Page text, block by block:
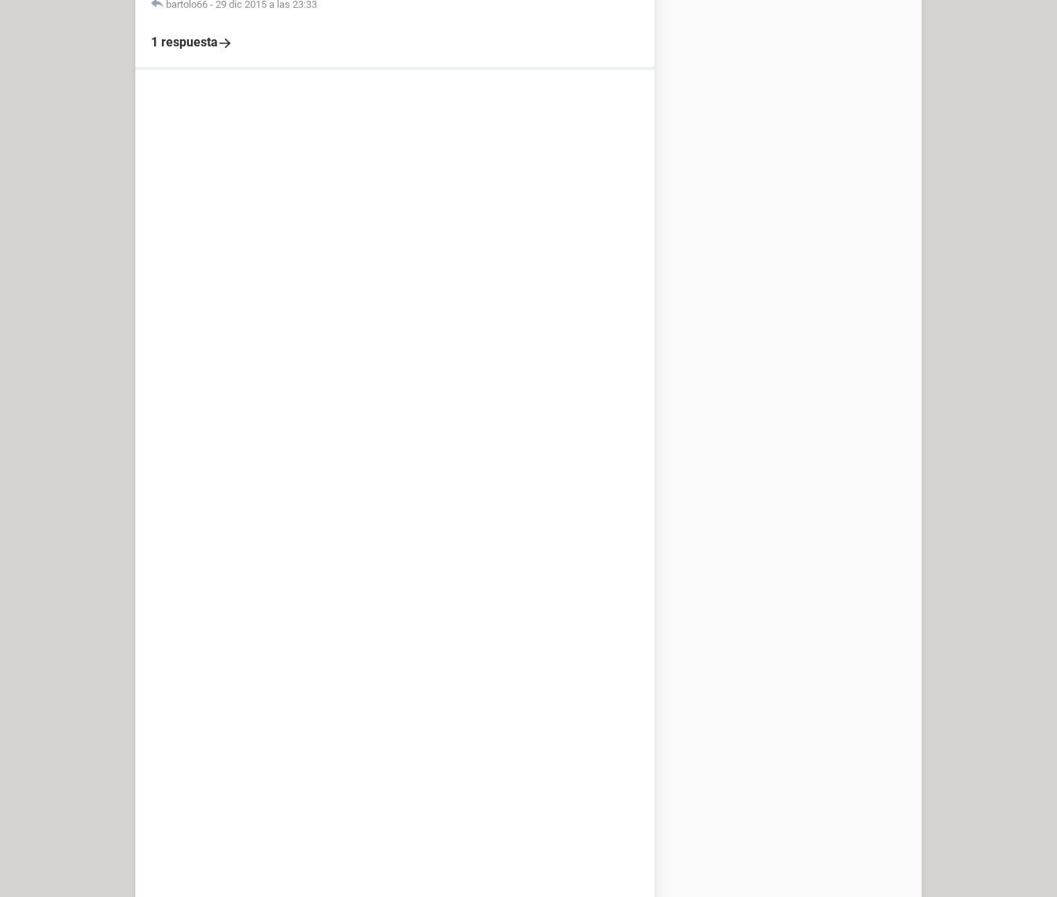
bartolo66 - 29 dic 2015 a las 23:33
1 respuesta